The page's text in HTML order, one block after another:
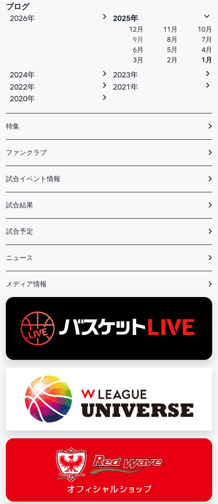
ブログ
2026年
2025年
12月 11月
10月
9月
8月
7月
6月
5月
4月
3月
2月 1月
2024年
2023年
2022年
2021年
2020年
特集
ファンクラブ
試合イベント情報
試合結果
試合予定
ニュース
メディア情報